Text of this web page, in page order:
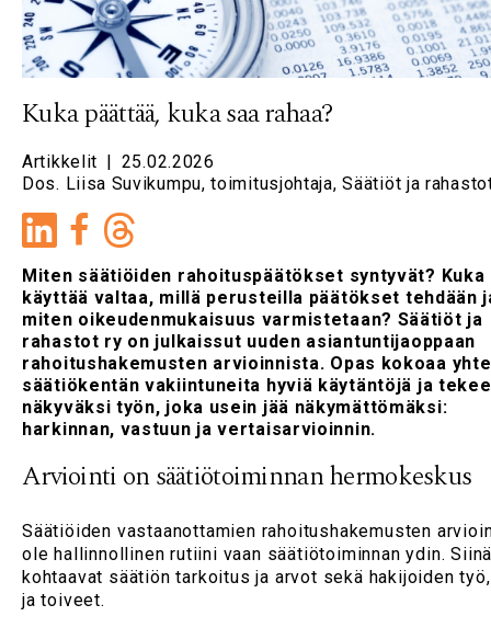
Kuka päättää, kuka saa rahaa?
Artikkelit
25.02.2026
Dos. Liisa Suvikumpu, toimitusjohtaja, Säätiöt ja
LinkedInFacebook
Miten säätiöiden rahoituspäätökset syntyvät? Kuka
käyttää valtaa, millä perusteilla päätökset tehdään
miten oikeudenmukaisuus varmistetaan? Säätiöt ja
rahastot ry on julkaissut uuden asiantuntijaoppaan
rahoitushakemusten arvioinnista. Opas kokoaa
säätiökentän vakiintuneita hyviä käytäntöjä ja tekee
näkyväksi työn, joka usein jää näkymättömäksi:
harkinnan, vastuun ja vertaisarvioinnin.
Arviointi on säätiötoiminnan hermokeskus
Säätiöiden vastaanottamien rahoitushakemusten
ole hallinnollinen rutiini vaan säätiötoiminnan ydin.
kohtaavat säätiön tarkoitus ja arvot sekä hakijoiden
ja toiveet.